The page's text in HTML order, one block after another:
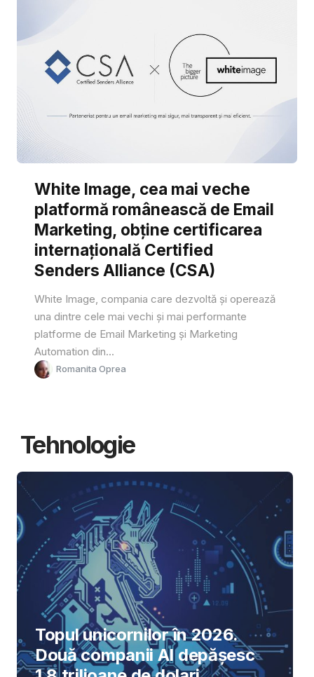
White Image, cea mai veche
platformă românească de Email
Marketing, obține certificarea
internațională Certified
Senders Alliance (CSA)
White Image, compania care dezvoltă și operează
una dintre cele mai vechi și mai performante
platforme de Email Marketing și Marketing
Automation din...
Romanita Oprea
Tehnologie
Topul unicornilor în 2026.
Două companii AI depășesc